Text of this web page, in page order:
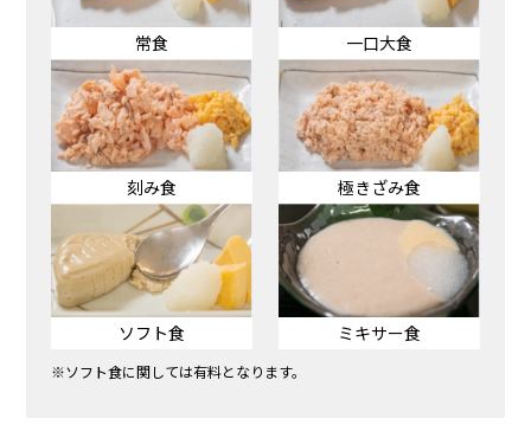
常食 一口大食
刻み食 極きざみ食
ソフト食 ミキサー食
※ソフト食に関しては有料となります。